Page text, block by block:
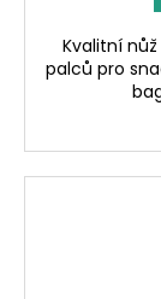
Kvalitní nůž
palců pro